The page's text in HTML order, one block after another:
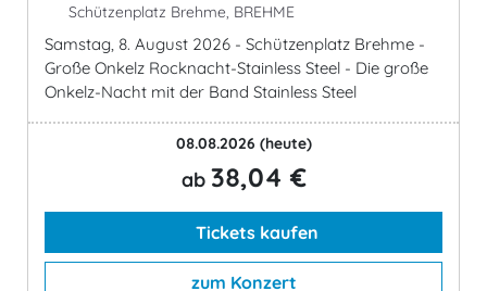
Schützenplatz Brehme, BREHME
Samstag, 8. August 2026 - Schützenplatz Brehme -
Große Onkelz Rocknacht-Stainless Steel - Die große
Onkelz-Nacht mit der Band Stainless Steel
08.08.2026 (heute)
ab 38,04 €
Tickets kaufen
zum Konzert